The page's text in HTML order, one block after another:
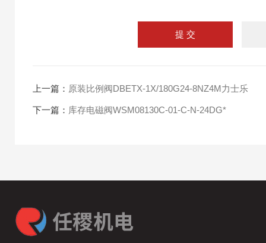
上一篇： 原装比例阀DBETX-1X/180G24-8NZ4M力士乐
下一篇： 库存电磁阀WSM08130C-01-C-N-24DG*